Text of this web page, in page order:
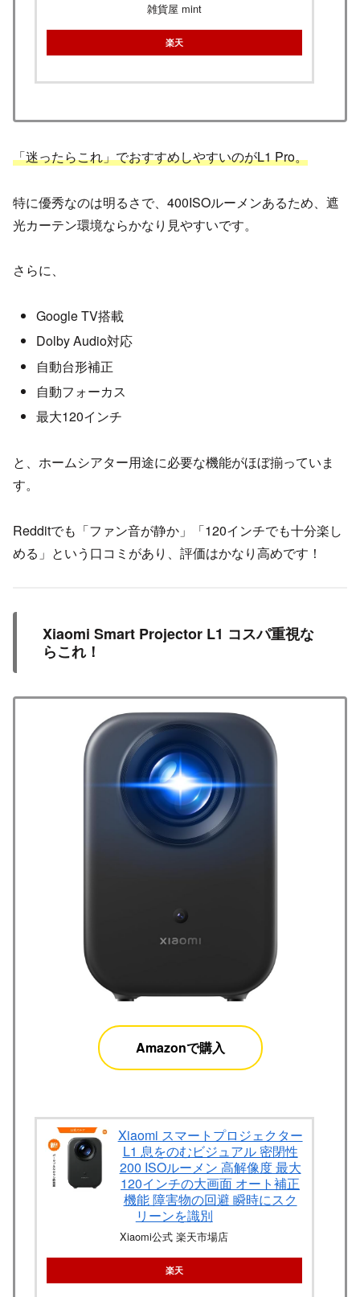
雑貨屋 mint
楽天
「迷ったらこれ」でおすすめしやすいのがL1 Pro。
特に優秀なのは明るさで、400ISOルーメンあるため、遮
光カーテン環境ならかなり見やすいです。
さらに、
Google TV搭載
Dolby Audio対応
自動台形補正
自動フォーカス
最大120インチ
と、ホームシアター用途に必要な機能がほぼ揃っていま
す。
Redditでも「ファン音が静か」「120インチでも十分楽し
める」という口コミがあり、評価はかなり高めです！
Xiaomi Smart Projector L1 コスパ重視な
らこれ！
Amazonで購入
Xiaomi スマートプロジェクター
L1 息をのむビジュアル 密閉性
200 ISOルーメン 高解像度 最大
120インチの大画面 オート補正
機能 障害物の回避 瞬時にスク
リーンを識別
Xiaomi公式 楽天市場店
楽天